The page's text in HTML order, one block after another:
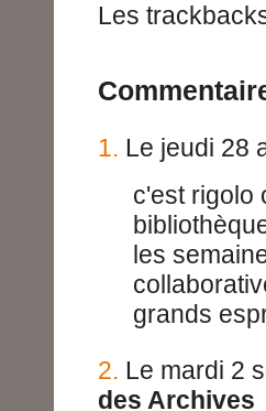
Les
1. Le jeudi 28
c'est rigolo
les
grands
2. Le mardi 2
des Archives